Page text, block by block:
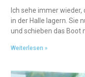
Ich sehe immer
in der Halle lagern. Sie
und schieben das Boot
Weiterlesen »